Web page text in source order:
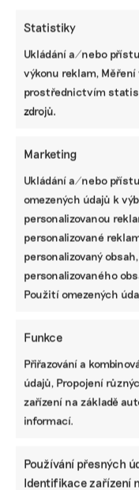
Statistiky
Ukládání a/nebo
výkonu reklam, Měření
prostřednictvím
zdrojů.
Marketing
Ukládání a/nebo
omezených údajů k
personalizovanou
personalizované
personalizovaný
personalizovaného
Použití omezených
Funkce
Přiřazování a
údajů, Propojení
zařízení na základě
informací.
Používání přesných
Identifikace zařízení
Pomozte
informace
Díky vaší
která by jinak
Přispějte na